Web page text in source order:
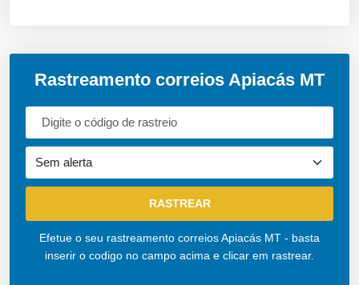
Rastreamento correios Apiacás MT
Efetue o seu rastreamento correios Apiacás MT - basta
inserir o codigo no campo acima e clicar em rastrear.